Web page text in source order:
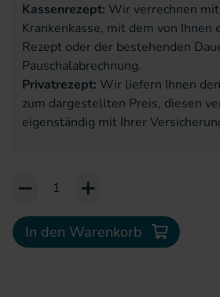
Kassenrezept: Wir verrechnen
Krankenkasse, mit dem von Ihnen
Rezept oder der bestehenden
Pauschalabrechnung.
Privatrezept: Wir liefern Ihnen
zum dargestellten Preis, diesen
eigenständig mit Ihrer
Add to Cart or Wish List
In den Warenkorb